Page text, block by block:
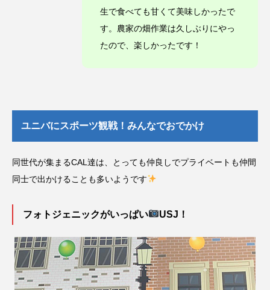
生で食べても甘くて美味しかったで
す。農家の畑作業は久しぶりにやっ
たので、楽しかったです！
ユニバにスポーツ観戦！みんなでおでかけ
同世代が集まるCAL達は、とっても仲良しでプライベートも仲間
同士で出かけることも多いようです
フォトジェニックがいっぱい USJ！